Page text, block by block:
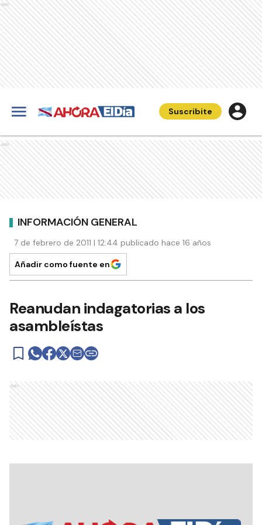
Ads
Suscribite
Ads
INFORMACIÓN GENERAL
7 de febrero de 2011 | 12:44 publicado hace 16 años
Añadir como fuente en
Reanudan indagatorias a los
asambleístas
Ads